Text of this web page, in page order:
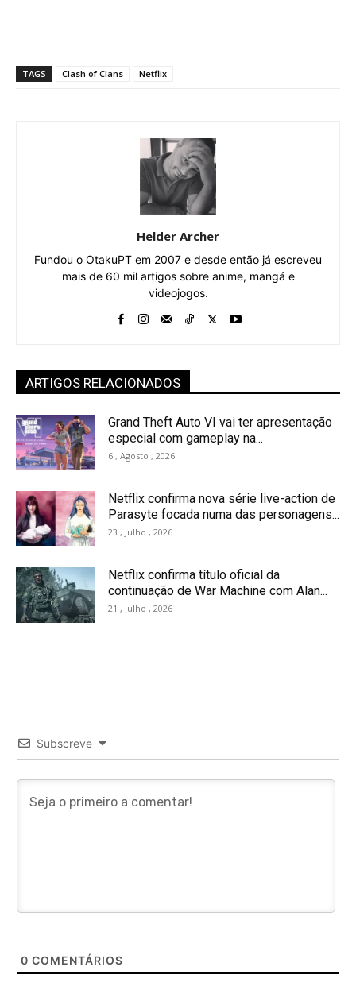
TAGS Clash of Clans Netflix
Helder Archer
Fundou o OtakuPT em 2007 e desde então já escreveu
mais de 60 mil artigos sobre anime, mangá e
videojogos.
ARTIGOS RELACIONADOS
Grand Theft Auto VI vai ter apresentação
especial com gameplay na...
6 , Agosto , 2026
Netflix confirma nova série live-action de
Parasyte focada numa das personagens...
23 , Julho , 2026
Netflix confirma título oficial da
continuação de War Machine com Alan...
21 , Julho , 2026
Subscreve
0 COMENTÁRIOS